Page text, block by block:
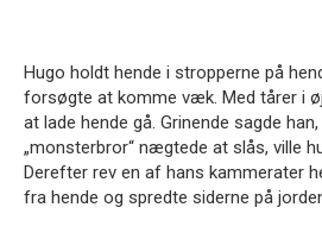
Hugo holdt hende i stropperne på
forsøgte at komme væk. Med tårer i
at lade hende gå. Grinende sagde
„monsterbror“ nægtede at slås, ville
Derefter rev en af hans kammerater
fra hende og spredte siderne på